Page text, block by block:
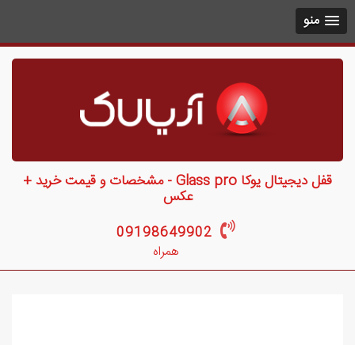
منو
قفل دیجیتال یوکا Glass pro - مشخصات و قیمت خرید +
عکس
09198649902
همراه